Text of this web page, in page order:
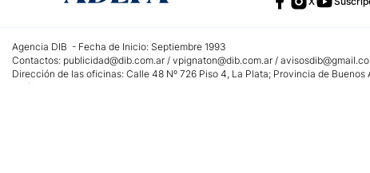
Agencia DIB - Fecha de Inicio: Septiembre 1993
Contactos: publicidad@dib.com.ar / vpignaton@dib.com.ar /
Dirección de las oficinas: Calle 48 Nº 726 Piso 4, La Plata; Provincia de Buenos
Teléfono: +5492215022421 - Whatsapp: +5492215031783